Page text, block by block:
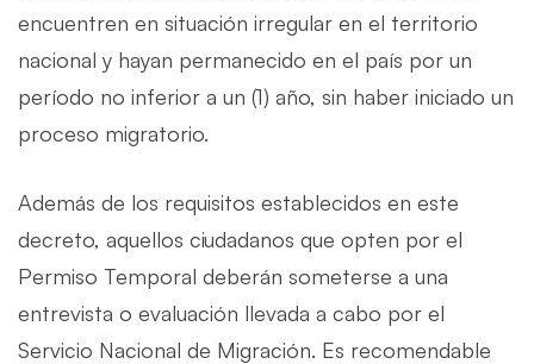
encuentren en situación irregular en el territorio
nacional y hayan permanecido en el país por un
período no inferior a un (1) año, sin haber iniciado un
proceso migratorio.
Además de los requisitos establecidos en este
decreto, aquellos ciudadanos que opten por el
Permiso Temporal deberán someterse a una
entrevista o evaluación llevada a cabo por el
Servicio Nacional de Migración. Es recomendable